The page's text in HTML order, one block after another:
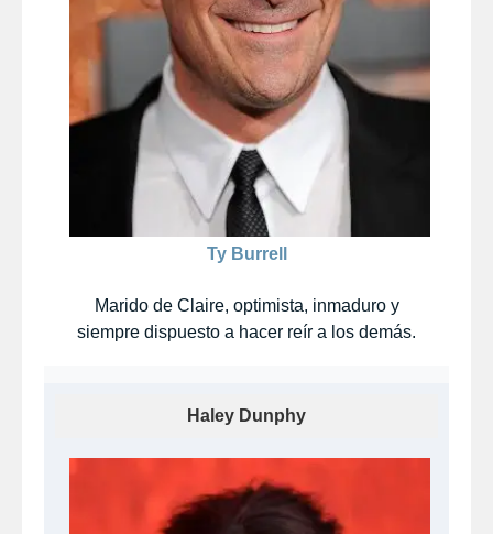
Ty Burrell
Marido de Claire, optimista, inmaduro y
siempre dispuesto a hacer reír a los demás.
Haley Dunphy